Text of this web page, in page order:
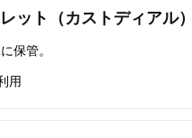
ット（カストディアル）
保管。
用